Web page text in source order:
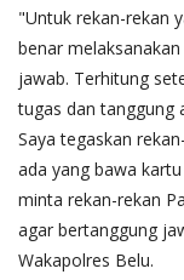
"Untuk rekan-rekan
benar
jawab. Terhitung
tugas dan tanggung
Saya tegaskan
ada yang bawa
minta rekan-rekan
agar bertanggung
Wakapolres Belu.